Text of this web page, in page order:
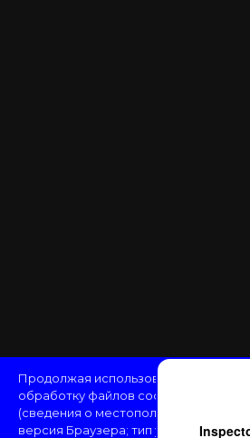
Продолжая использовать наш сайт,
обработку файлов cookie и
(сведения о местоположении; тип и
версия Браузера; тип устройства и